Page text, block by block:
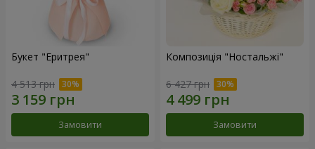
Букет "Еритрея"
4 513 грн
Замовити
Композиція "Ностальжі"
6 427 грн
Замовити